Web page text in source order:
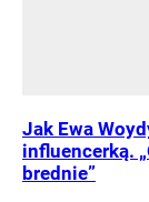
Jak Ewa
influencerką.
brednie”